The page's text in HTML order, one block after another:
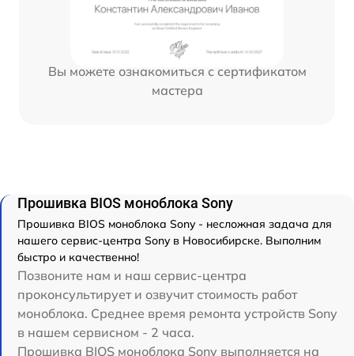
Вы можете ознакомиться с сертификатом
мастера
Прошивка BIOS моноблока Sony
Прошивка BIOS моноблока Sony - несложная задача для
нашего сервис-центра Sony в Новосибирске. Выполним
быстро и качественно!
Позвоните нам и наш сервис-центра
проконсультирует и озвучит стоимость работ
моноблока. Среднее время ремонта устройств Sony
в нашем сервисном - 2 часа.
Прошивка BIOS моноблока Sony выполняется на